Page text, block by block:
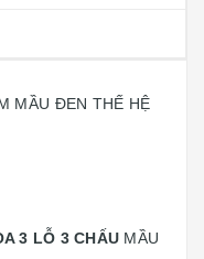
MẦU ĐEN THẾ HỆ
3 LỖ 3 CHẤU MẦU